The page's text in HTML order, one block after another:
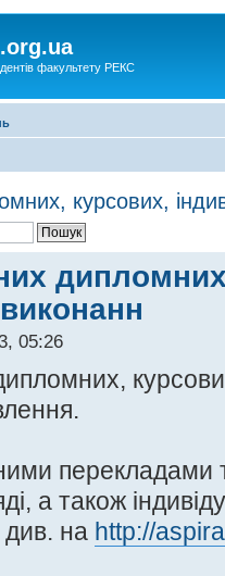
факультету РЕКС
курсових,
05:26
перекладами
а також
див. на http://